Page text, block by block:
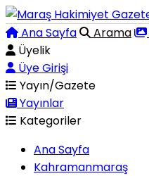
Ana Sayfa Arama
Üyelik
Üye Girişi
Yayın/Gazete
Yayınlar
Kategoriler
Ana Sayfa
Kahramanmaraş